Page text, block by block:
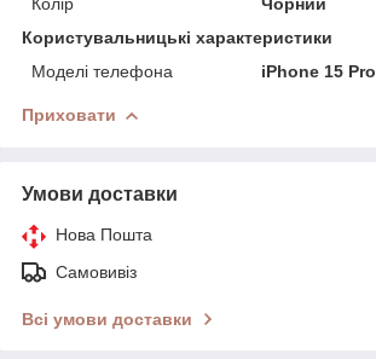
Користувальницькі характеристики
Моделі телефона
iPhone 15 Pro
Приховати
Умови доставки
Нова Пошта
Самовивіз
Всі умови доставки